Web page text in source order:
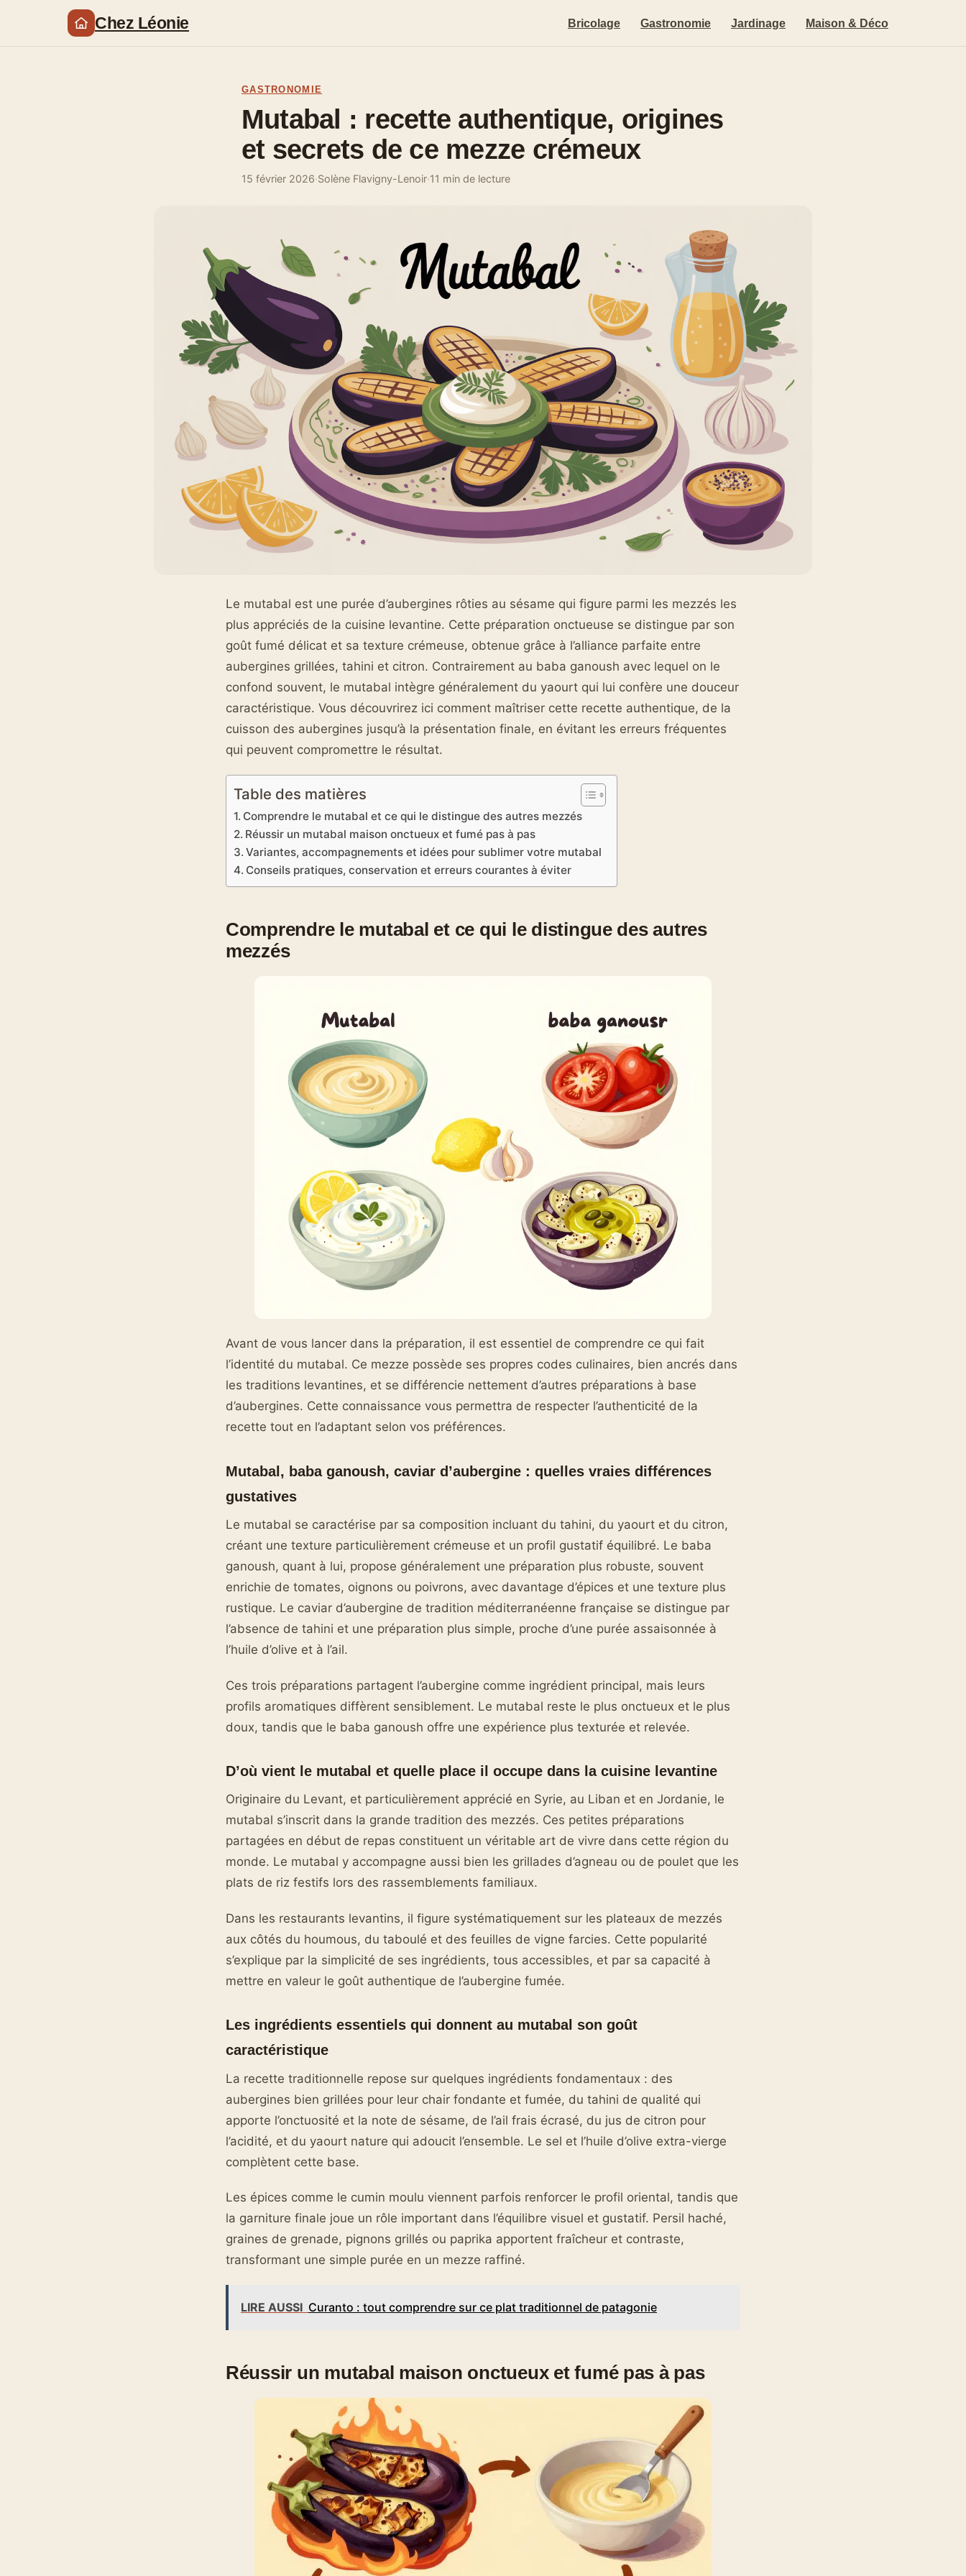
Chez Léonie Bricolage Gastronomie Jardinage Maison & Déco
GASTRONOMIE
Mutabal : recette authentique, origines
et secrets de ce mezze crémeux
15 février 2026·Solène Flavigny-Lenoir·11 min de lecture
Le mutabal est une purée d’aubergines rôties au sésame qui figure parmi les mezzés les
plus appréciés de la cuisine levantine. Cette préparation onctueuse se distingue par son
goût fumé délicat et sa texture crémeuse, obtenue grâce à l’alliance parfaite entre
aubergines grillées, tahini et citron. Contrairement au baba ganoush avec lequel on le
confond souvent, le mutabal intègre généralement du yaourt qui lui confère une douceur
caractéristique. Vous découvrirez ici comment maîtriser cette recette authentique, de la
cuisson des aubergines jusqu’à la présentation finale, en évitant les erreurs fréquentes
qui peuvent compromettre le résultat.
Table des matières
Comprendre le mutabal et ce qui le distingue des autres mezzés
Réussir un mutabal maison onctueux et fumé pas à pas
Variantes, accompagnements et idées pour sublimer votre mutabal
Conseils pratiques, conservation et erreurs courantes à éviter
Comprendre le mutabal et ce qui le distingue des autres
mezzés
Avant de vous lancer dans la préparation, il est essentiel de comprendre ce qui fait
l’identité du mutabal. Ce mezze possède ses propres codes culinaires, bien ancrés dans
les traditions levantines, et se différencie nettement d’autres préparations à base
d’aubergines. Cette connaissance vous permettra de respecter l’authenticité de la
recette tout en l’adaptant selon vos préférences.
Mutabal, baba ganoush, caviar d’aubergine : quelles vraies différences
gustatives
Le mutabal se caractérise par sa composition incluant du tahini, du yaourt et du citron,
créant une texture particulièrement crémeuse et un profil gustatif équilibré. Le baba
ganoush, quant à lui, propose généralement une préparation plus robuste, souvent
enrichie de tomates, oignons ou poivrons, avec davantage d’épices et une texture plus
rustique. Le caviar d’aubergine de tradition méditerranéenne française se distingue par
l’absence de tahini et une préparation plus simple, proche d’une purée assaisonnée à
l’huile d’olive et à l’ail.
Ces trois préparations partagent l’aubergine comme ingrédient principal, mais leurs
profils aromatiques diffèrent sensiblement. Le mutabal reste le plus onctueux et le plus
doux, tandis que le baba ganoush offre une expérience plus texturée et relevée.
D’où vient le mutabal et quelle place il occupe dans la cuisine levantine
Originaire du Levant, et particulièrement apprécié en Syrie, au Liban et en Jordanie, le
mutabal s’inscrit dans la grande tradition des mezzés. Ces petites préparations
partagées en début de repas constituent un véritable art de vivre dans cette région du
monde. Le mutabal y accompagne aussi bien les grillades d’agneau ou de poulet que les
plats de riz festifs lors des rassemblements familiaux.
Dans les restaurants levantins, il figure systématiquement sur les plateaux de mezzés
aux côtés du houmous, du taboulé et des feuilles de vigne farcies. Cette popularité
s’explique par la simplicité de ses ingrédients, tous accessibles, et par sa capacité à
mettre en valeur le goût authentique de l’aubergine fumée.
Les ingrédients essentiels qui donnent au mutabal son goût
caractéristique
La recette traditionnelle repose sur quelques ingrédients fondamentaux : des
aubergines bien grillées pour leur chair fondante et fumée, du tahini de qualité qui
apporte l’onctuosité et la note de sésame, de l’ail frais écrasé, du jus de citron pour
l’acidité, et du yaourt nature qui adoucit l’ensemble. Le sel et l’huile d’olive extra-vierge
complètent cette base.
Les épices comme le cumin moulu viennent parfois renforcer le profil oriental, tandis que
la garniture finale joue un rôle important dans l’équilibre visuel et gustatif. Persil haché,
graines de grenade, pignons grillés ou paprika apportent fraîcheur et contraste,
transformant une simple purée en un mezze raffiné.
LIRE AUSSI Curanto : tout comprendre sur ce plat traditionnel de patagonie
Réussir un mutabal maison onctueux et fumé pas à pas